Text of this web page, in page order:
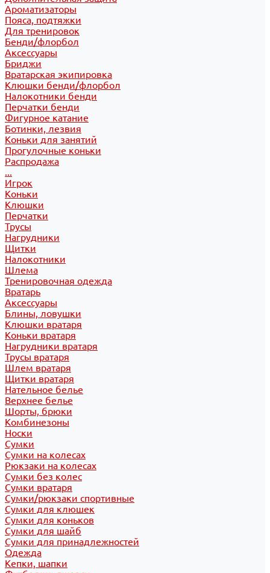
Ароматизаторы
Пояса, подтяжки
Для тренировок
Бенди/флорбол
Аксессуары
Бриджи
Вратарская экипировка
Клюшки бенди/флорбол
Налокотники бенди
Перчатки бенди
Фигурное катание
Ботинки, лезвия
Коньки для занятий
Прогулочные коньки
Распродажа
...
Игрок
Коньки
Клюшки
Перчатки
Трусы
Нагрудники
Щитки
Налокотники
Шлема
Тренировочная одежда
Вратарь
Аксессуары
Блины, ловушки
Клюшки вратаря
Коньки вратаря
Нагрудники вратаря
Трусы вратаря
Шлем вратаря
Щитки вратаря
Нательное белье
Верхнее белье
Шорты, брюки
Комбинезоны
Носки
Сумки
Сумки на колесах
Рюкзаки на колесах
Сумки без колес
Сумки вратаря
Сумки/рюкзаки спортивные
Сумки для клюшек
Сумки для коньков
Сумки для шайб
Сумки для принадлежностей
Одежда
Кепки, шапки